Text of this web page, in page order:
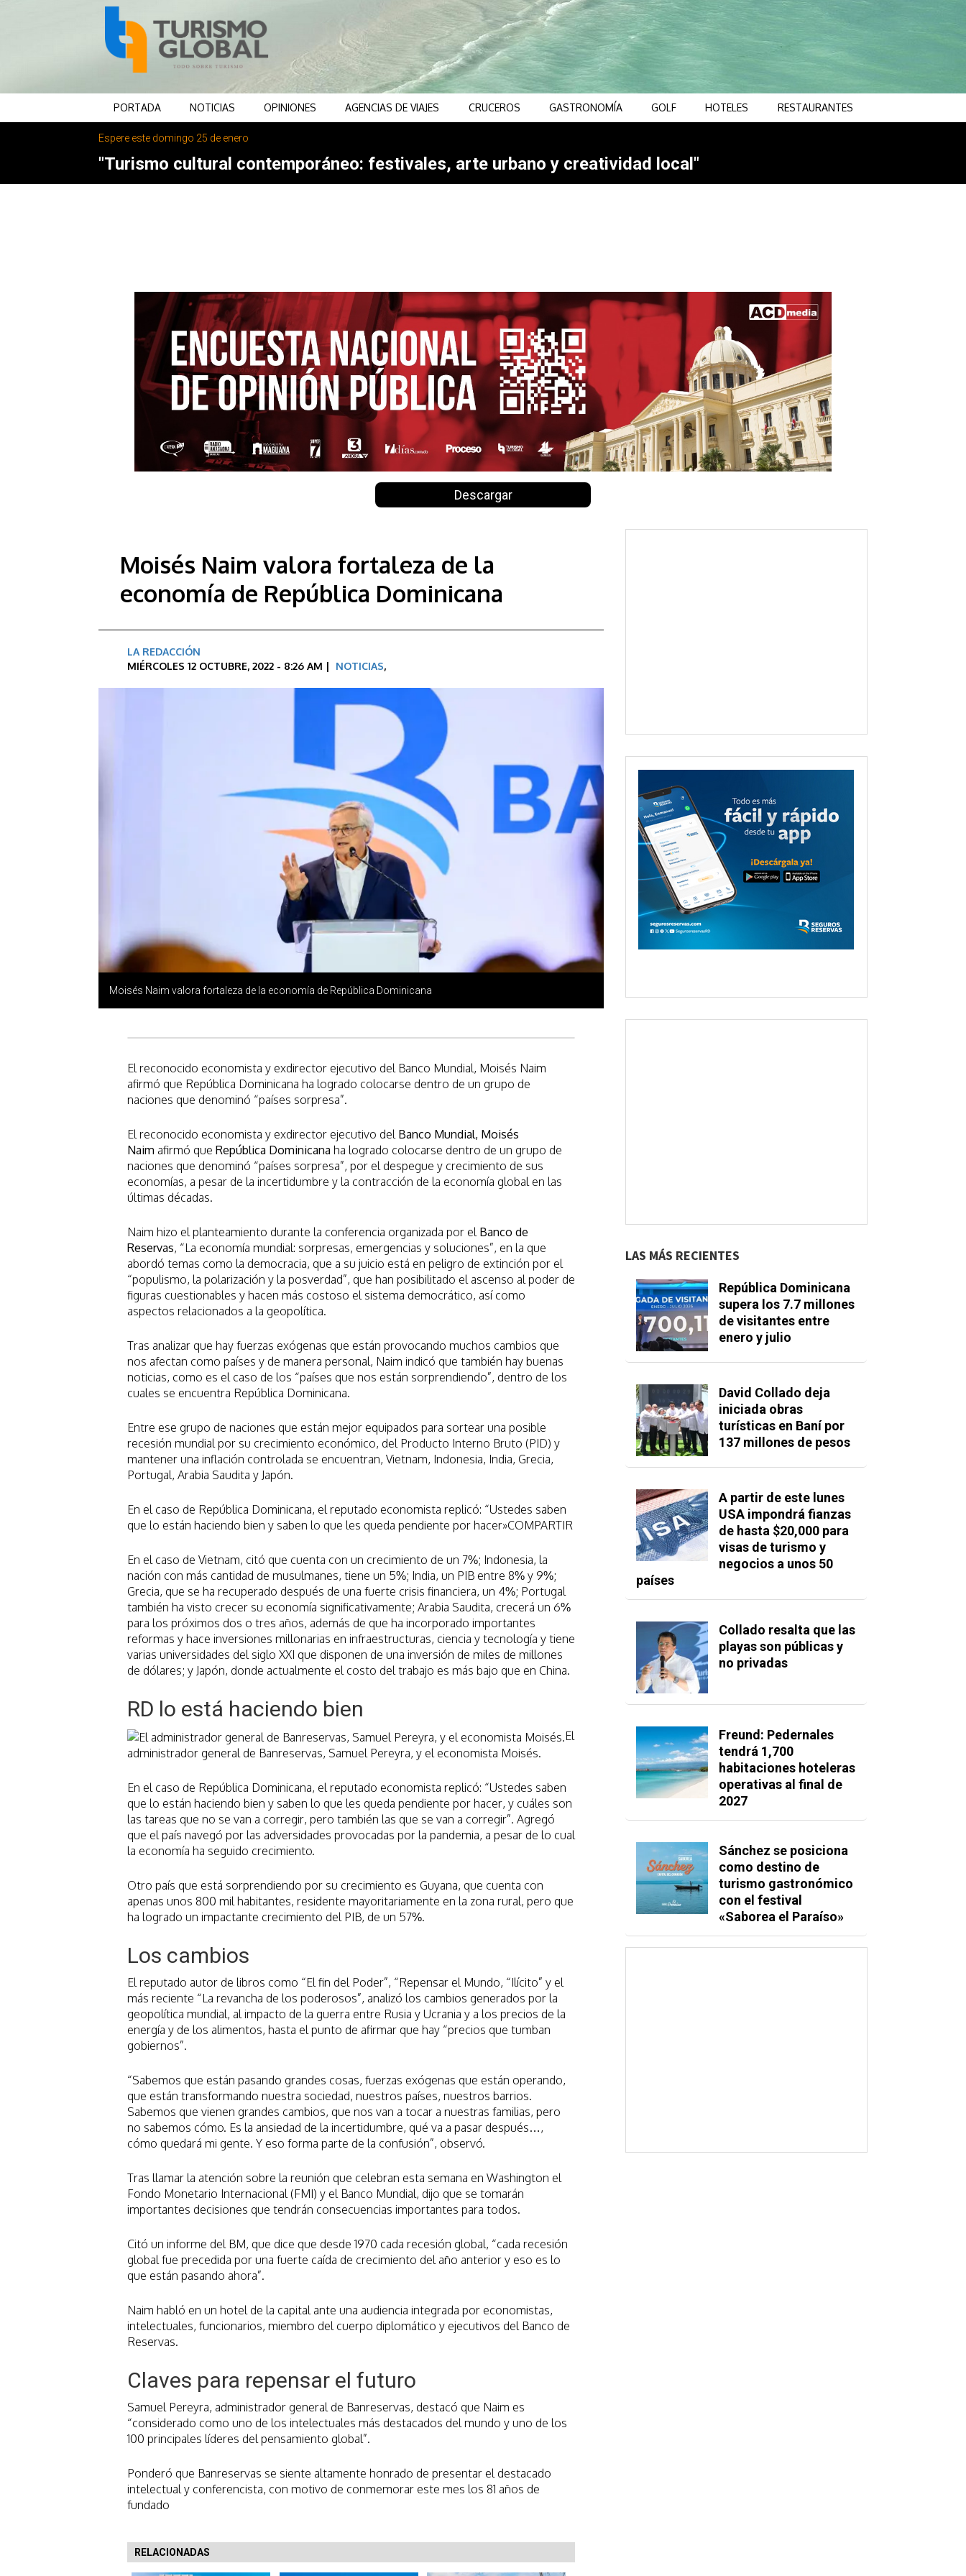
PORTADA NOTICIAS OPINIONES AGENCIAS DE VIAJES CRUCEROS GASTRONOMÍA GOLF HOTELES RESTAURANTES
Espere este domingo 25 de enero
"Turismo cultural contemporáneo: festivales, arte urbano y creatividad local"
Descargar
Moisés Naim valora fortaleza de la
economía de República Dominicana
LA REDACCIÓN
MIÉRCOLES 12 OCTUBRE, 2022 - 8:26 AM | NOTICIAS,
Moisés Naim valora fortaleza de la economía de República Dominicana
El reconocido economista y exdirector ejecutivo del Banco Mundial, Moisés Naim
afirmó que República Dominicana ha logrado colocarse dentro de un grupo de
naciones que denominó “países sorpresa”.
El reconocido economista y exdirector ejecutivo del Banco Mundial, Moisés
Naim afirmó que República Dominicana ha logrado colocarse dentro de un grupo de
naciones que denominó “países sorpresa”, por el despegue y crecimiento de sus
economías, a pesar de la incertidumbre y la contracción de la economía global en las
últimas décadas.
Naim hizo el planteamiento durante la conferencia organizada por el Banco de
Reservas, “La economía mundial: sorpresas, emergencias y soluciones”, en la que
abordó temas como la democracia, que a su juicio está en peligro de extinción por el
“populismo, la polarización y la posverdad”, que han posibilitado el ascenso al poder de
figuras cuestionables y hacen más costoso el sistema democrático, así como
aspectos relacionados a la geopolítica.
Tras analizar que hay fuerzas exógenas que están provocando muchos cambios que
nos afectan como países y de manera personal, Naim indicó que también hay buenas
noticias, como es el caso de los “países que nos están sorprendiendo”, dentro de los
cuales se encuentra República Dominicana.
Entre ese grupo de naciones que están mejor equipados para sortear una posible
recesión mundial por su crecimiento económico, del Producto Interno Bruto (PID) y
mantener una inflación controlada se encuentran, Vietnam, Indonesia, India, Grecia,
Portugal, Arabia Saudita y Japón.
En el caso de República Dominicana, el reputado economista replicó: “Ustedes saben
que lo están haciendo bien y saben lo que les queda pendiente por hacer»COMPARTIR
En el caso de Vietnam, citó que cuenta con un crecimiento de un 7%; Indonesia, la
nación con más cantidad de musulmanes, tiene un 5%; India, un PIB entre 8% y 9%;
Grecia, que se ha recuperado después de una fuerte crisis financiera, un 4%; Portugal
también ha visto crecer su economía significativamente; Arabia Saudita, crecerá un 6%
para los próximos dos o tres años, además de que ha incorporado importantes
reformas y hace inversiones millonarias en infraestructuras, ciencia y tecnología y tiene
varias universidades del siglo XXI que disponen de una inversión de miles de millones
de dólares; y Japón, donde actualmente el costo del trabajo es más bajo que en China.
RD lo está haciendo bien
El
administrador general de Banreservas, Samuel Pereyra, y el economista Moisés.
En el caso de República Dominicana, el reputado economista replicó: “Ustedes saben
que lo están haciendo bien y saben lo que les queda pendiente por hacer, y cuáles son
las tareas que no se van a corregir, pero también las que se van a corregir”. Agregó
que el país navegó por las adversidades provocadas por la pandemia, a pesar de lo cual
la economía ha seguido crecimiento.
Otro país que está sorprendiendo por su crecimiento es Guyana, que cuenta con
apenas unos 800 mil habitantes, residente mayoritariamente en la zona rural, pero que
ha logrado un impactante crecimiento del PIB, de un 57%.
Los cambios
El reputado autor de libros como “El fin del Poder”, “Repensar el Mundo, “Ilícito” y el
más reciente “La revancha de los poderosos”, analizó los cambios generados por la
geopolítica mundial, al impacto de la guerra entre Rusia y Ucrania y a los precios de la
energía y de los alimentos, hasta el punto de afirmar que hay “precios que tumban
gobiernos”.
“Sabemos que están pasando grandes cosas, fuerzas exógenas que están operando,
que están transformando nuestra sociedad, nuestros países, nuestros barrios.
Sabemos que vienen grandes cambios, que nos van a tocar a nuestras familias, pero
no sabemos cómo. Es la ansiedad de la incertidumbre, qué va a pasar después…,
cómo quedará mi gente. Y eso forma parte de la confusión”, observó.
Tras llamar la atención sobre la reunión que celebran esta semana en Washington el
Fondo Monetario Internacional (FMI) y el Banco Mundial, dijo que se tomarán
importantes decisiones que tendrán consecuencias importantes para todos.
Citó un informe del BM, que dice que desde 1970 cada recesión global, “cada recesión
global fue precedida por una fuerte caída de crecimiento del año anterior y eso es lo
que están pasando ahora”.
Naim habló en un hotel de la capital ante una audiencia integrada por economistas,
intelectuales, funcionarios, miembro del cuerpo diplomático y ejecutivos del Banco de
Reservas.
Claves para repensar el futuro
Samuel Pereyra, administrador general de Banreservas, destacó que Naim es
“considerado como uno de los intelectuales más destacados del mundo y uno de los
100 principales líderes del pensamiento global”.
Ponderó que Banreservas se siente altamente honrado de presentar el destacado
intelectual y conferencista, con motivo de conmemorar este mes los 81 años de
fundado
RELACIONADAS
LAS MÁS RECIENTES
República Dominicana
supera los 7.7 millones
de visitantes entre
enero y julio
David Collado deja
iniciada obras
turísticas en Baní por
137 millones de pesos
A partir de este lunes
USA impondrá fianzas
de hasta $20,000 para
visas de turismo y
negocios a unos 50
países
Collado resalta que las
playas son públicas y
no privadas
Freund: Pedernales
tendrá 1,700
habitaciones hoteleras
operativas al final de
2027
Sánchez se posiciona
como destino de
turismo gastronómico
con el festival
«Saborea el Paraíso»